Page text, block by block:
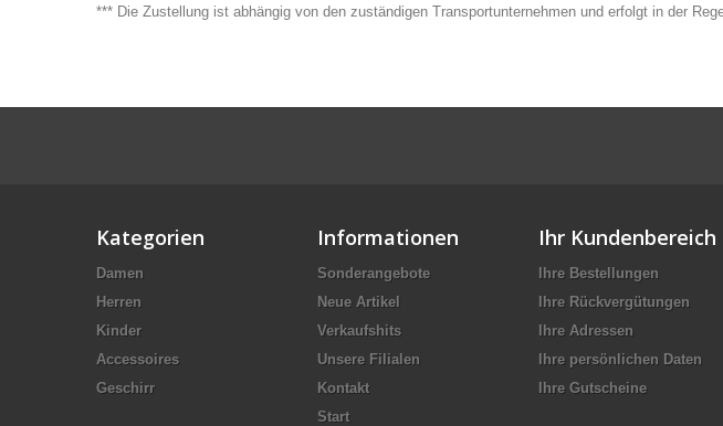
*** Die Zustellung ist abhängig von den zuständigen Transportunternehmen und erfolgt in der
Kategorien
Damen
Herren
Kinder
Accessoires
Geschirr
Informationen
Sonderangebote
Neue Artikel
Verkaufshits
Unsere Filialen
Kontakt
Start
Ihr Kundenbereich
Ihre Bestellungen
Ihre Rückvergütungen
Ihre Adressen
Ihre persönlichen Daten
Ihre Gutscheine